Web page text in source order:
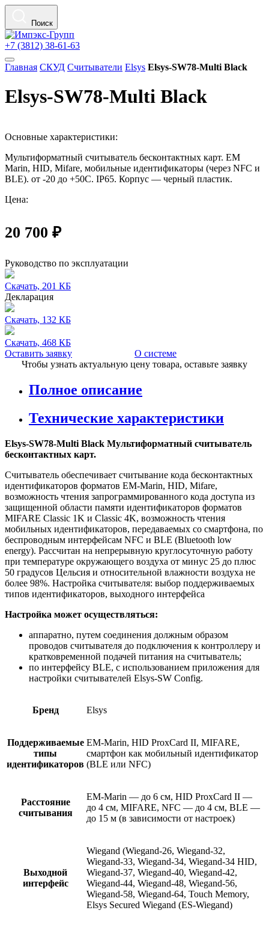
Поиск
+7 (3812) 38-61-63
Главная СКУД Считыватели Elsys Elsys-SW78-Multi Black
Elsys-SW78-Multi Black
Основные характеристики:
Мультиформатный считыватель бесконтактных карт. EM
Marin, HID, Mifare, мобильные идентификаторы (через NFC и
BLE). от -20 до +50С. IP65. Корпус — черный пластик.
Цена:
20 700 ₽
Руководство по эксплуатации
Скачать, 201 КБ
Декларация
Скачать, 132 КБ
Скачать, 468 КБ
Оставить заявку
О системе
Чтобы узнать актуальную цену товара, оставьте заявку
Полное описание
Технические характеристики
Elsys-SW78-Multi Black Мультиформатный считыватель
бесконтактных карт.
Считыватель обеспечивает считывание кода бесконтактных
идентификаторов форматов EM-Marin, HID, Mifare,
возможность чтения запрограммированного кода доступа из
защищенной области памяти идентификаторов форматов
MIFARE Classic 1K и Classic 4K, возможность чтения
мобильных идентификаторов, передаваемых со смартфона, по
беспроводным интерфейсам NFC и BLE (Bluetooth low
energy). Рассчитан на непрерывную круглосуточную работу
при температуре окружающего воздуха от минус 25 до плюс
50 градусов Цельсия и относительной влажности воздуха не
более 98%. Настройка считывателя: выбор поддерживаемых
типов идентификаторов, выходного интерфейса
Настройка может осуществляться:
аппаратно, путем соединения должным образом
проводов считывателя до подключения к контроллеру и
кратковременной подачей питания на считыватель;
по интерфейсу BLE, с использованием приложения для
настройки считывателей Elsys-SW Config.
Бренд Elsys
Поддерживаемые
типы
идентификаторов
EM-Marin, HID ProxCard II, MIFARE,
смартфон как мобильный идентификатор
(BLE или NFC)
Расстояние
считывания
EM-Marin — до 6 см, HID ProxCard II —
до 4 см, MIFARE, NFC — до 4 см, BLE —
до 15 м (в зависимости от настроек)
Выходной
интерфейс
Wiegand (Wiegand-26, Wiegand-32,
Wiegand-33, Wiegand-34, Wiegand-34 HID,
Wiegand-37, Wiegand-40, Wiegand-42,
Wiegand-44, Wiegand-48, Wiegand-56,
Wiegand-58, Wiegand-64, Touch Memory,
Elsys Secured Wiegand (ES-Wiegand)